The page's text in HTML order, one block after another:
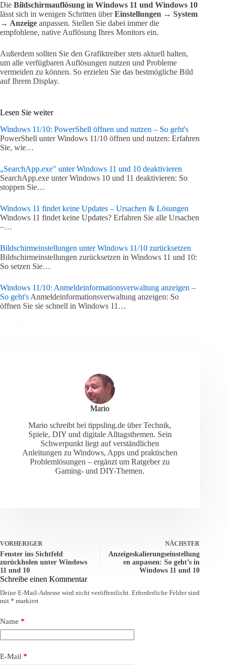
Die Bildschirmauflösung in Windows 11 und Windows 10
lässt sich in wenigen Schritten überEinstellungen → System
→ Anzeige anpassen. Stellen Sie dabei immer die
empfohlene, native Auflösung Ihres Monitors ein.
Außerdem sollten Sie den Grafiktreiber stets aktuell halten,
um alle verfügbaren Auflösungen nutzen und Probleme
vermeiden zu können. So erzielen Sie das bestmögliche Bild
auf Ihrem Display.
Lesen Sie weiter
Windows 11/10: PowerShell öffnen und nutzen – So geht's
PowerShell unter Windows 11/10 öffnen und nutzen: Erfahren
Sie, wie…
„SearchApp.exe" unter Windows 11 und 10 deaktivieren
SearchApp.exe unter Windows 10 und 11 deaktivieren: So
stoppen Sie…
Windows 11 findet keine Updates – Ursachen & Lösungen
Windows 11 findet keine Updates? Erfahren Sie alle Ursachen
–…
Bildschirmeinstellungen unter Windows 11/10 zurücksetzen
Bildschirmeinstellungen zurücksetzen in Windows 11 und 10:
So setzen Sie…
Windows 11/10: Anmeldeinformationsverwaltung anzeigen –
So geht's Anmeldeinformationsverwaltung anzeigen: So
öffnen Sie sie schnell in Windows 11…
Mario
Mario schreibt bei tippsling.de über Technik,
Spiele, DIY und digitale Alltagsthemen. Sein
Schwerpunkt liegt auf verständlichen
Anleitungen zu Windows, Apps und praktischen
Problemlösungen – ergänzt um Ratgeber zu
Gaming- und DIY-Themen.
VORHERIGER
Fenster ins Sichtfeld
zurückholen unter Windows
11 und 10
NÄCHSTER
Anzeigeskalierungseinstellung
en anpassen: So geht’s in
Windows 11 und 10
Schreibe einen Kommentar
Deine E-Mail-Adresse wird nicht veröffentlicht. Erforderliche Felder sind
mit * markiert
Name *
E-Mail *